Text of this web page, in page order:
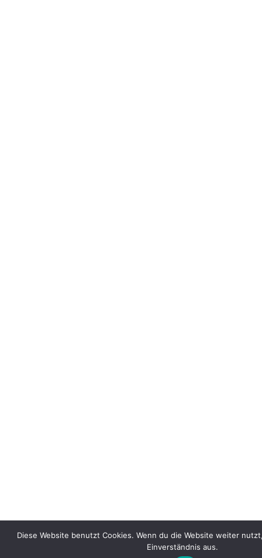
Diese Website benutzt Cookies. Wenn du die Website weiter
Einverständnis aus.